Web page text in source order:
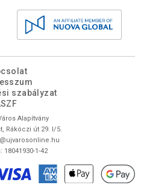
szabályzat
Alapítvány
Rákóczi út 29. I/5.
18041930-1-42